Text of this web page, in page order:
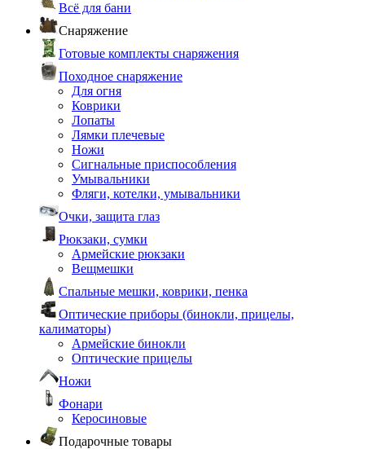
Всё для бани
Снаряжение
Готовые комплекты снаряжения
Походное снаряжение
Для огня
Коврики
Лопаты
Лямки плечевые
Ножи
Сигнальные приспособления
Умывальники
Фляги, котелки, умывальники
Очки, защита глаз
Рюкзаки, сумки
Армейские рюкзаки
Вещмешки
Спальные мешки, коврики, пенка
Оптические приборы (бинокли, прицелы,
калиматоры)
Армейские бинокли
Оптические прицелы
Ножи
Фонари
Керосиновые
Подарочные товары